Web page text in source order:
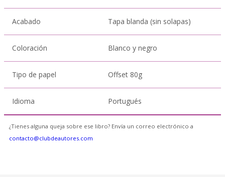
Acabado Tapa blanda (sin solapas)
Coloración Blanco y negro
Tipo de papel Offset 80g
Idioma Portugués
¿Tienes alguna queja sobre ese libro? Envía un correo electrónico a
contacto@clubdeautores.com